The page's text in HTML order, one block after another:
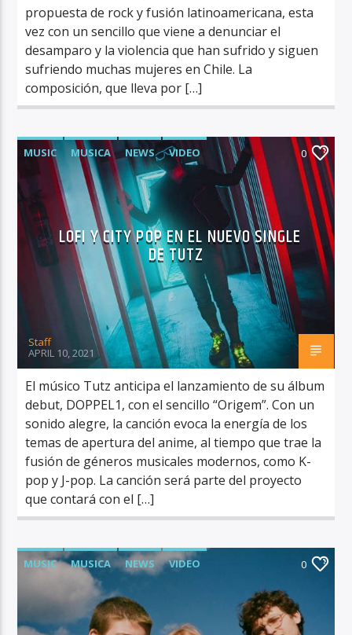
propuesta de rock y fusión latinoamericana, esta
vez con un sencillo que viene a denunciar el
desamparo y la violencia que han sufrido y siguen
sufriendo muchas mujeres en Chile. La
composición, que lleva por […]
MUSIC MUSICA NEWS VIDEO 0
LOFI Y CITY POP EN EL NUEVO SINGLE
DE TUTZ
Staff
APRIL 10, 2021
El músico Tutz anticipa el lanzamiento de su álbum
debut, DOPPEL1, con el sencillo “Origem”. Con un
sonido alegre, la canción evoca la energía de los
temas de apertura del anime, al tiempo que trae la
fusión de géneros musicales modernos, como K-
pop y J-pop. La canción será parte del proyecto
que contará con el […]
MUSIC MUSICA NEWS VIDEO 0